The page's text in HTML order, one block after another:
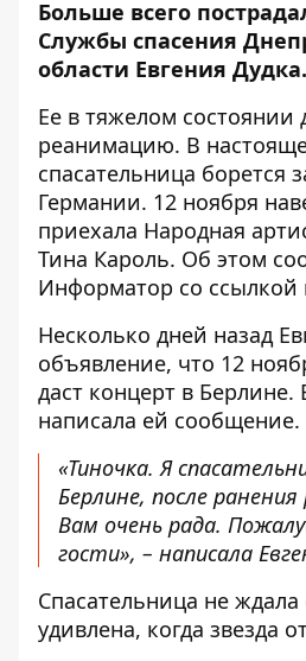
Больше всего
Службы спасения
области Евгения Дудка.
Ее в тяжелом состоянии
реанимацию. В
спасательница борется
Германии. 12 ноября
приехала Народная
Тина Кароль. Об этом
Информатор со ссылкой
Несколько дней назад
объявление, что 12
даст концерт в Берлине.
написала ей сообщение.
«Тиночка. Я
Берлине, после
Вам очень рада.
гости», – написала
Спасательница не
удивлена, когда звезда